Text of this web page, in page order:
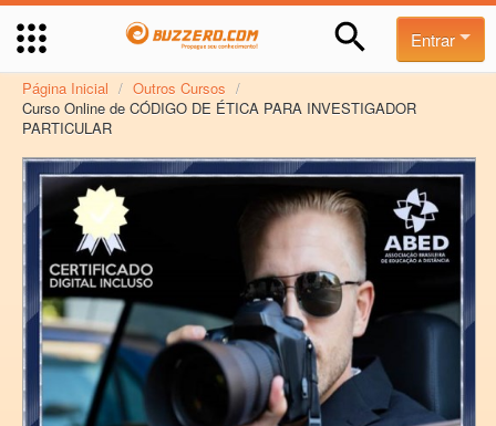
Entrar
Página Inicial / Outros Cursos /
Curso Online de CÓDIGO DE ÉTICA PARA INVESTIGADOR
PARTICULAR